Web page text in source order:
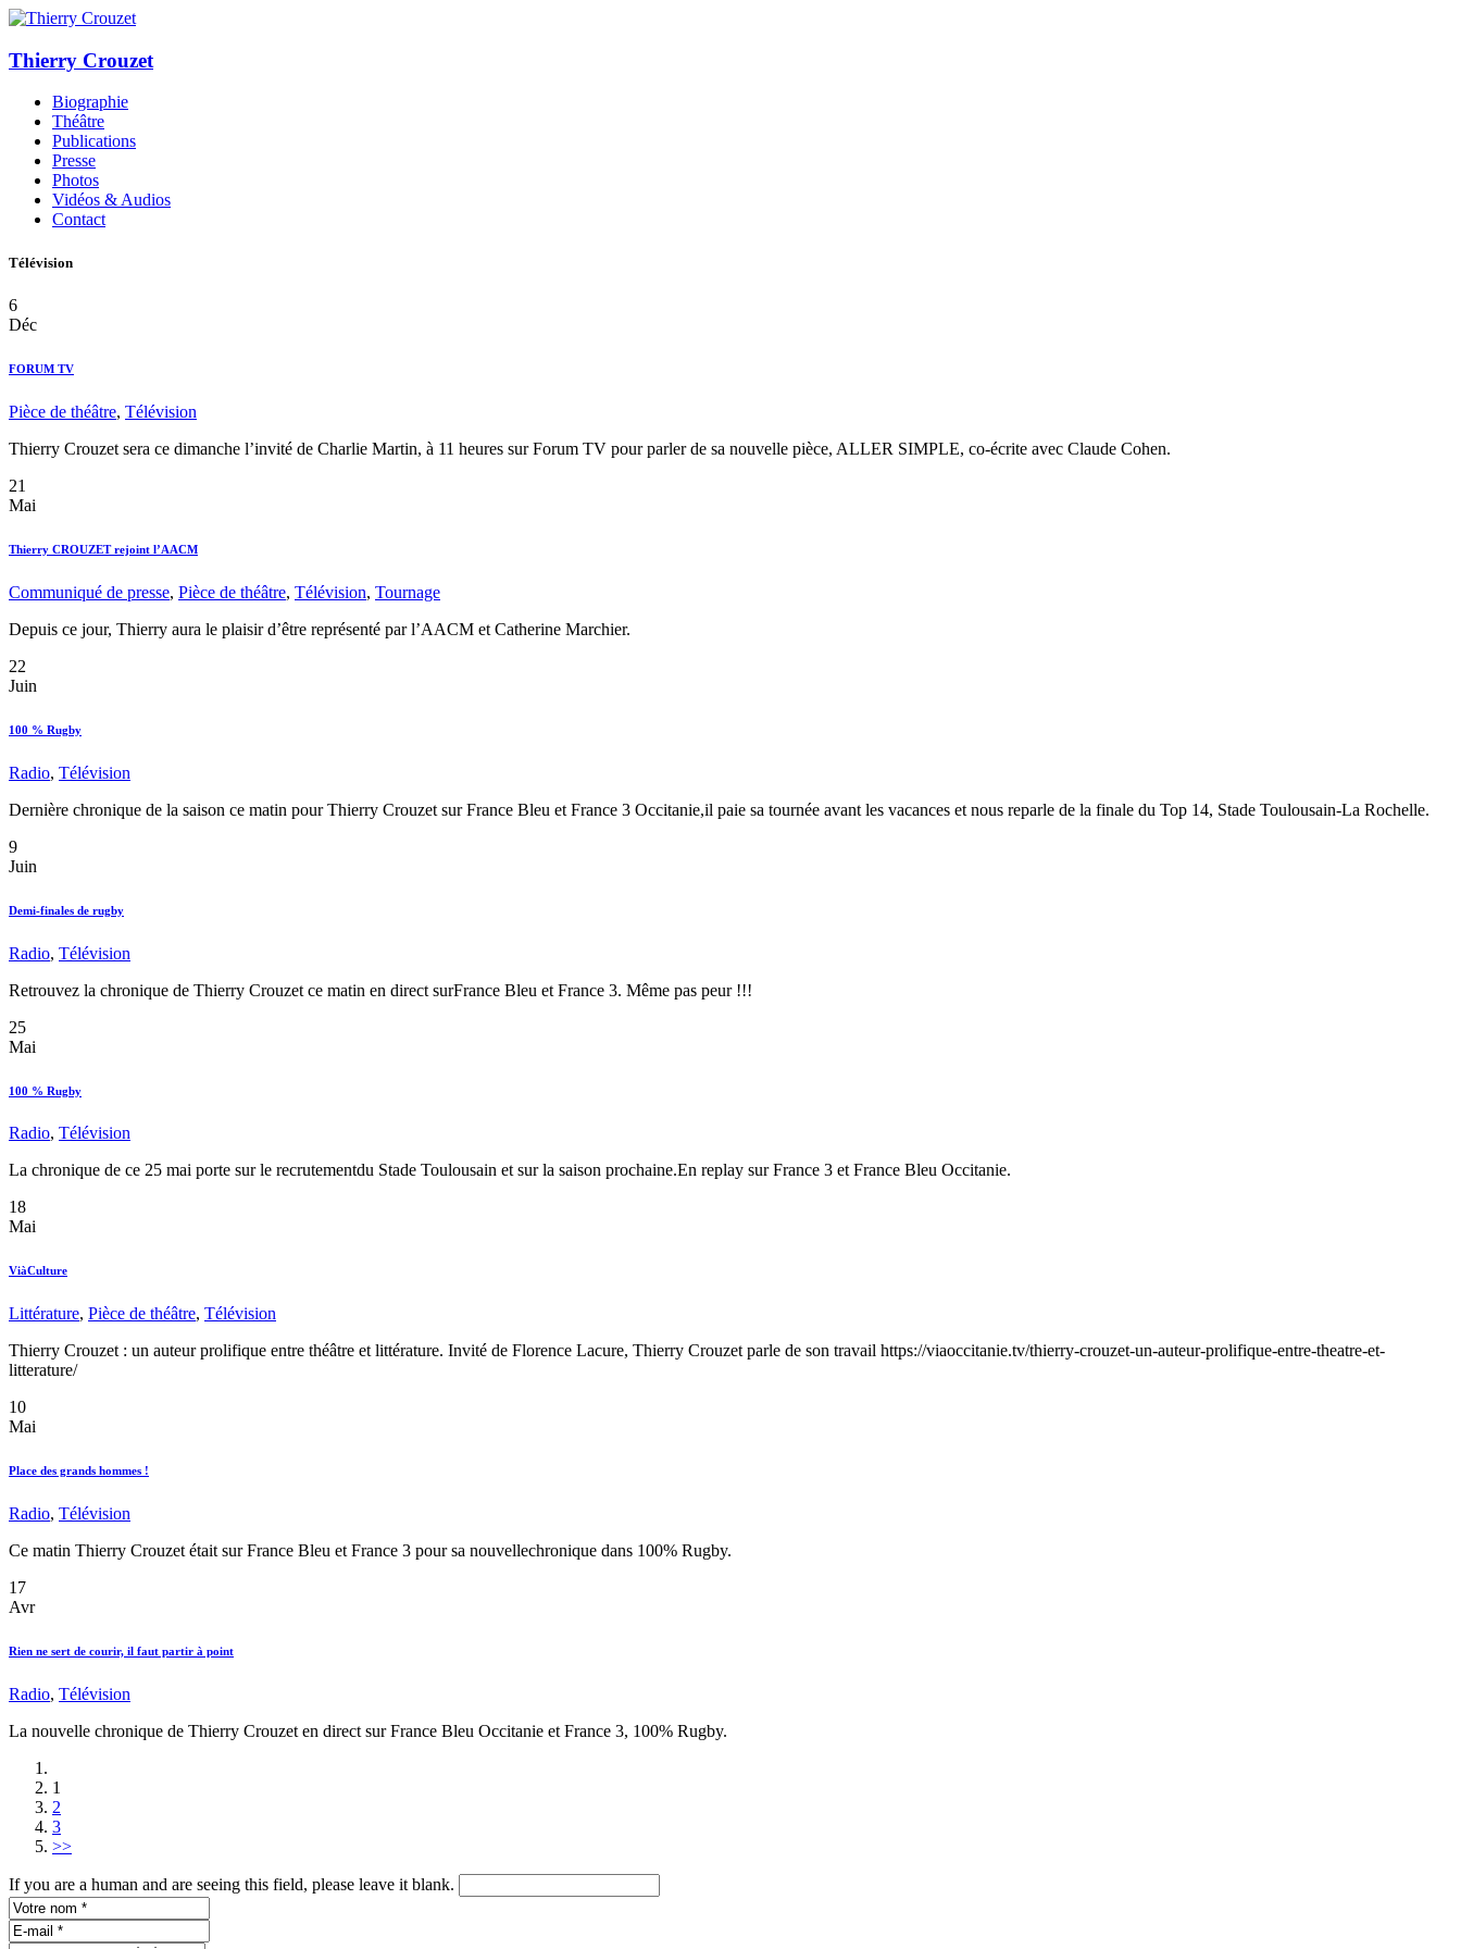
Thierry Crouzet
Biographie
Théâtre
Publications
Presse
Photos
Vidéos & Audios
Contact
Télévision
6
Déc
FORUM TV
Pièce de théâtre, Télévision
Thierry Crouzet sera ce dimanche l’invité de Charlie Martin, à 11 heures sur Forum TV pour parler de sa nouvelle pièce, ALLER SIMPLE, co-écrite avec Claude Cohen.
21
Mai
Thierry CROUZET rejoint l’AACM
Communiqué de presse, Pièce de théâtre, Télévision, Tournage
Depuis ce jour, Thierry aura le plaisir d’être représenté par l’AACM et Catherine Marchier.
22
Juin
100 % Rugby
Radio, Télévision
Dernière chronique de la saison ce matin pour Thierry Crouzet sur France Bleu et France 3 Occitanie,il paie sa tournée avant les vacances et nous reparle de la finale du Top 14, Stade Toulousain-La Rochelle.
9
Juin
Demi-finales de rugby
Radio, Télévision
Retrouvez la chronique de Thierry Crouzet ce matin en direct surFrance Bleu et France 3. Même pas peur !!!
25
Mai
100 % Rugby
Radio, Télévision
La chronique de ce 25 mai porte sur le recrutementdu Stade Toulousain et sur la saison prochaine.En replay sur France 3 et France Bleu Occitanie.
18
Mai
ViàCulture
Littérature, Pièce de théâtre, Télévision
Thierry Crouzet : un auteur prolifique entre théâtre et littérature. Invité de Florence Lacure, Thierry Crouzet parle de son travail https://viaoccitanie.tv/thierry-crouzet-un-auteur-prolifique-entre-theatre-et-
litterature/
10
Mai
Place des grands hommes !
Radio, Télévision
Ce matin Thierry Crouzet était sur France Bleu et France 3 pour sa nouvellechronique dans 100% Rugby.
17
Avr
Rien ne sert de courir, il faut partir à point
Radio, Télévision
La nouvelle chronique de Thierry Crouzet en direct sur France Bleu Occitanie et France 3, 100% Rugby.
1
2
3
>>
If you are a human and are seeing this field, please leave it blank.